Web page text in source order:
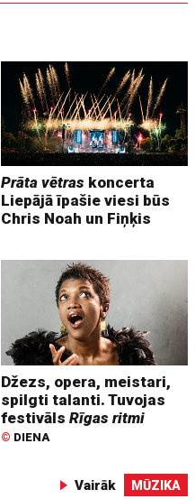
Prāta vētras koncerta
Liepājā īpašie viesi būs
Chris Noah un Fiņķis
Džezs, opera, meistari,
spilgti talanti. Tuvojas
festivālsRīgas ritmi
© DIENA
Vairāk MŪZIKA